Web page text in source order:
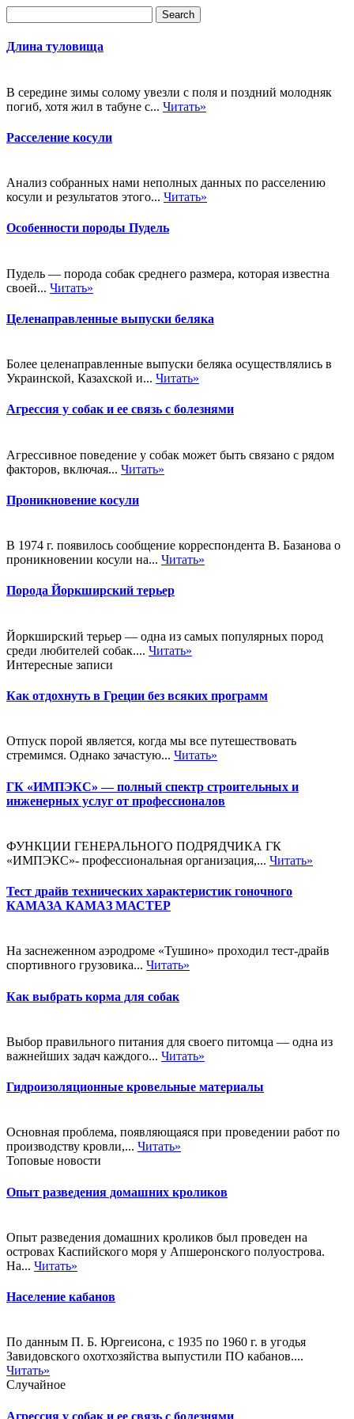
Длина туловища
В середине зимы солому увезли с поля и поздний молодняк
погиб, хотя жил в табуне с... Читать»
Расселение косули
Анализ собранных нами неполных данных по расселению
косули и результатов этого... Читать»
Особенности породы Пудель
Пудель — порода собак среднего размера, которая известна
своей... Читать»
Целенаправленные выпуски беляка
Более целенаправленные выпуски беляка осуществлялись в
Украинской, Казахской и... Читать»
Агрессия у собак и ее связь с болезнями
Агрессивное поведение у собак может быть связано с рядом
факторов, включая... Читать»
Проникновение косули
В 1974 г. появилось сообщение корреспондента В. Базанова о
проникновении косули на... Читать»
Порода Йоркширский терьер
Йоркширский терьер — одна из самых популярных пород
среди любителей собак.... Читать»
Интересные записи
Как отдохнуть в Греции без всяких программ
Отпуск порой является, когда мы все путешествовать
стремимся. Однако зачастую... Читать»
ГК «ИМПЭКС» — полный спектр строительных и
инженерных услуг от профессионалов
ФУНКЦИИ ГЕНЕРАЛЬНОГО ПОДРЯДЧИКА ГК
«ИМПЭКС»- профессиональная организация,... Читать»
Тест драйв технических характеристик гоночного
КАМАЗА КАМАЗ МАСТЕР
На заснеженном аэродроме «Тушино» проходил тест-драйв
спортивного грузовика... Читать»
Как выбрать корма для собак
Выбор правильного питания для своего питомца — одна из
важнейших задач каждого... Читать»
Гидроизоляционные кровельные материалы
Основная проблема, появляющаяся при проведении работ по
производству кровли,... Читать»
Топовые новости
Опыт разведения домашних кроликов
Опыт разведения домашних кроликов был проведен на
островах Каспийского моря у Апшеронского полуострова.
На... Читать»
Население кабанов
По данным П. Б. Юргеисона, с 1935 по 1960 г. в угодья
Завидовского охотхозяйства выпустили ПО кабанов....
Читать»
Случайное
Агрессия у собак и ее связь с болезнями